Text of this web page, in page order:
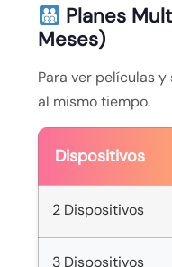
Planes
Meses)
Para ver películas
al mismo tiempo.
Dispositivos
2 Dispositivos
3 Dispositivos